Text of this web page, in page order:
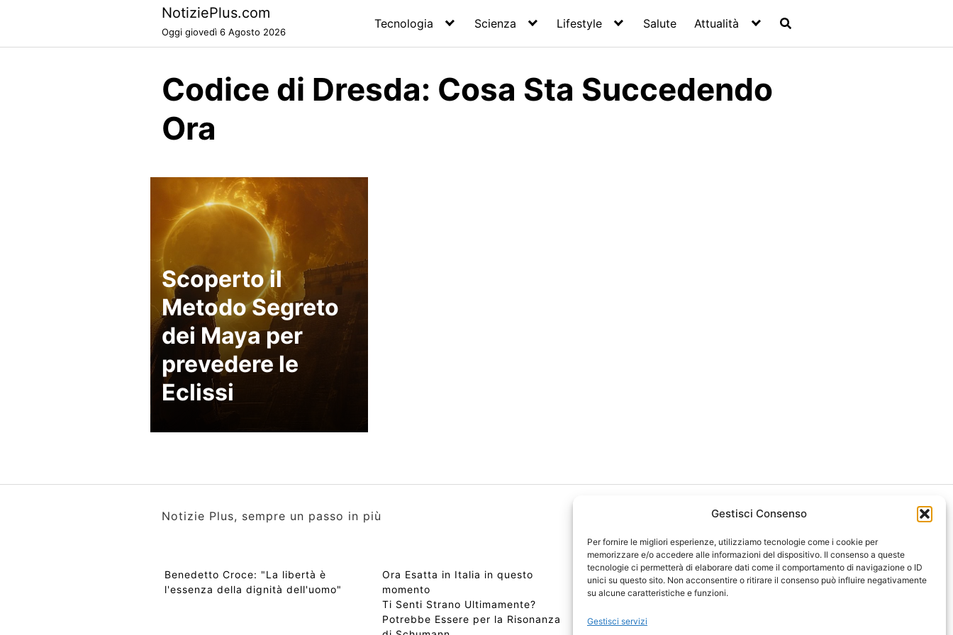
Gestisci Consenso
Per fornire le migliori esperienze, utilizziamo tecnologie come i cookie per
memorizzare e/o accedere alle informazioni del dispositivo. Il consenso a queste
tecnologie ci permetterà di elaborare dati come il comportamento di navigazione o ID
unici su questo sito. Non acconsentire o ritirare il consenso può influire negativamente
su alcune caratteristiche e funzioni.
Gestisci servizi
NotiziePlus.com
Oggi giovedì 6 Agosto 2026
Tecnologia Scienza Lifestyle Salute Attualità
Codice di Dresda: Cosa Sta Succedendo
Ora
Scoperto il
Metodo Segreto
dei Maya per
prevedere le
Eclissi
Notizie Plus, sempre un passo in più
Benedetto Croce: "La libertà è
l'essenza della dignità dell'uomo"
Ora Esatta in Italia in questo
momento
Ti Senti Strano Ultimamente?
Potrebbe Essere per la Risonanza
Copyright 2026 NotiziePlus.com
Edizioni Web4Star
📰 Contenuto Umano Verificato